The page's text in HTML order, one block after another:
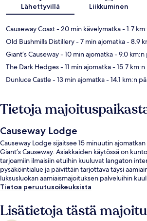
Lähettyvillä Liikkuminen
Causeway Coast- 20 min kävelymatka- 1.7
Old Bushmills Distillery- 7 min ajomatka- 8.9
Giant’s Causeway- 10 min ajomatka- 9.0 km:n
The Dark Hedges- 11 min ajomatka- 15.7 km:n
Dunluce Castle- 13 min ajomatka- 14.1 km:n
Tietoja
Causeway Lodge
Causeway Lodge sijaitsee 15 minuutin
Giant’s Causeway. Asiakkaiden käytössä on
tarjoamiin ilmaisiin etuihin kuuluvat langaton
pysäköintialue ja päivittäin tarjottava täysi
luksusluokan aamiaismajoituksen palveluihin
Tietoa peruutusoikeuksista
Lisätietoja tästä